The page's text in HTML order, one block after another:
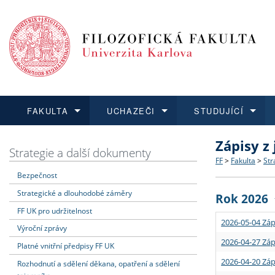
FAKULTA
Dozvědět se více
Struktura
Strategie
Podpora
UCHAZEČI
Podat přihlášku
Co
Učitelské
STUDUJÍCÍ
Dozvědět se více
Rigorózní
Dozvědět se více
O vědě a
Granty a
Dozvědět se více
Aktuální
Strategie a další dokumenty
Bezpečnost
Strategické a dlouhodobé záměry
FF UK pro udržitelnost
Výroční zprávy
Platné vnitřní předpisy FF UK
Rozhodnutí a sdělení děkana, opatření a sdělení
Zápisy
FF > Fakulta >
Rok 2026
2026-05-04
2026-04-27
2026-04-20